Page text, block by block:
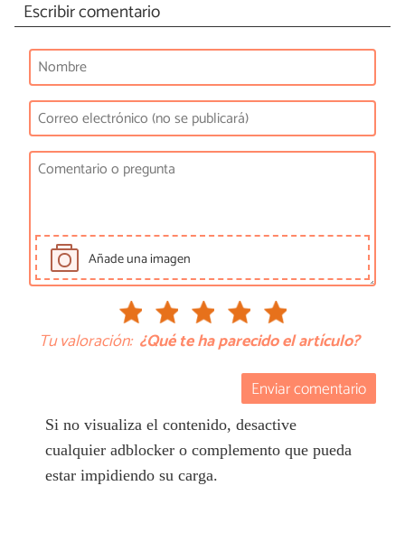
Escribir comentario
Añade una imagen
Tu valoración: ¿Qué te ha parecido el artículo?
Enviar comentario
Si no visualiza el contenido, desactive
cualquier adblocker o complemento que pueda
estar impidiendo su carga.